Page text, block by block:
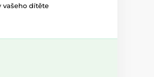
vašeho dítěte